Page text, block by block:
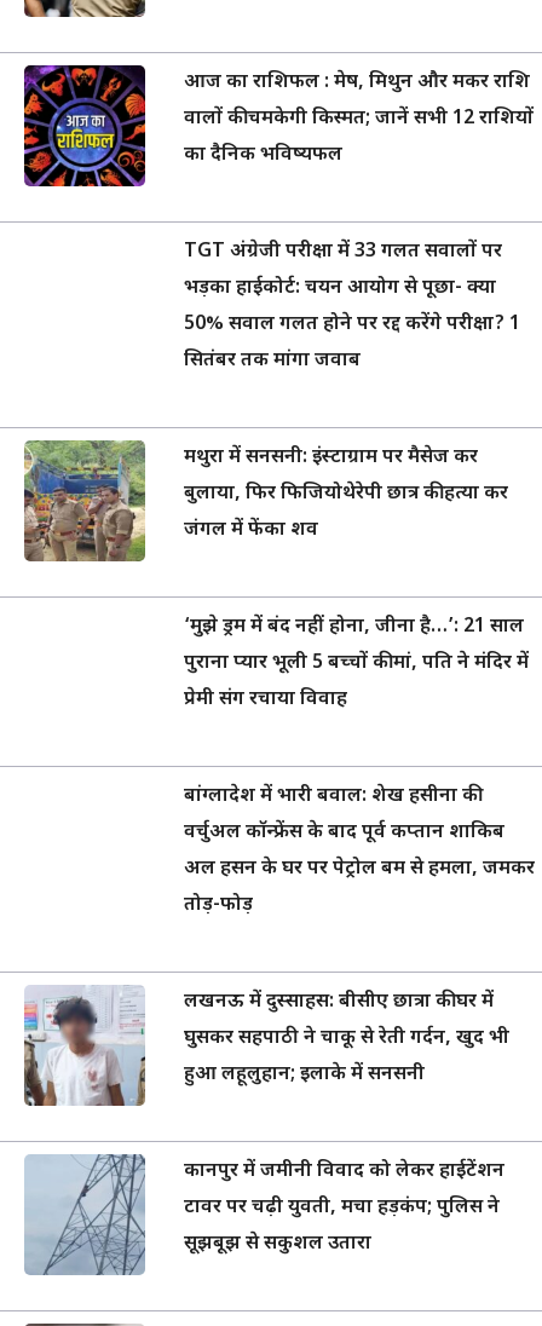
आज का राशिफल : मेष, मिथुन और मकर राशि
वालों की चमकेगी किस्मत; जानें सभी 12 राशियों
का दैनिक भविष्यफल
TGT अंग्रेजी परीक्षा में 33 गलत सवालों पर
भड़का हाईकोर्ट: चयन आयोग से पूछा- क्या
50% सवाल गलत होने पर रद्द करेंगे परीक्षा? 1
सितंबर तक मांगा जवाब
मथुरा में सनसनी: इंस्टाग्राम पर मैसेज कर
बुलाया, फिर फिजियोथेरेपी छात्र की हत्या कर
जंगल में फेंका शव
‘मुझे ड्रम में बंद नहीं होना, जीना है…’: 21 साल
पुराना प्यार भूली 5 बच्चों की मां, पति ने मंदिर में
प्रेमी संग रचाया विवाह
बांग्लादेश में भारी बवाल: शेख हसीना की
वर्चुअल कॉन्फ्रेंस के बाद पूर्व कप्तान शाकिब
अल हसन के घर पर पेट्रोल बम से हमला, जमकर
तोड़-फोड़
लखनऊ में दुस्साहस: बीसीए छात्रा की घर में
घुसकर सहपाठी ने चाकू से रेती गर्दन, खुद भी
हुआ लहूलुहान; इलाके में सनसनी
कानपुर में जमीनी विवाद को लेकर हाईटेंशन
टावर पर चढ़ी युवती, मचा हड़कंप; पुलिस ने
सूझबूझ से सकुशल उतारा